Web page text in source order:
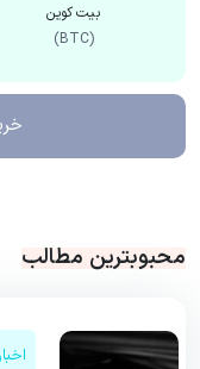
بیت کوین
(BTC)
محبوبترین مطالب